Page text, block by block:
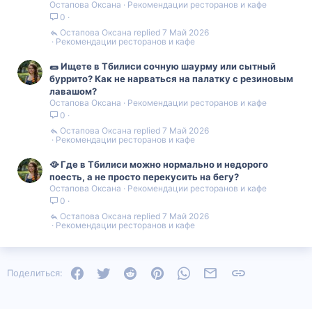
Остапова Оксана
Рекомендации ресторанов и кафе
0
Рекомендации ресторанов и кафе
7 Май 2026
Остапова Оксана
🌯 Ищете в Тбилиси сочную шаурму или сытный
буррито? Как не нарваться на палатку с резиновым
лавашом?
Остапова Оксана
Рекомендации ресторанов и кафе
0
Рекомендации ресторанов и кафе
7 Май 2026
Остапова Оксана
🥘 Где в Тбилиси можно нормально и недорого
поесть, а не просто перекусить на бегу?
Остапова Оксана
Рекомендации ресторанов и кафе
0
Рекомендации ресторанов и кафе
7 Май 2026
Остапова Оксана
Поделиться: FacebookTwitter Reddit PinterestWhatsAppЭлектронная почта